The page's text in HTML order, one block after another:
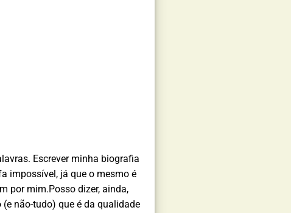
Escrever minha biografia
impossível, já que o mesmo é
por mim.Posso dizer, ainda,
não-tudo) que é da qualidade